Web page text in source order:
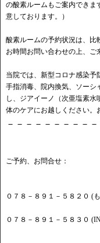
の酸素ルームもご案内できま
意しております。）
酸素ルームの予約状況は、比
お時間お問い合わせの上、ご
当院では、新型コロナ感染予
手指消毒、院内換気、ソーシ
し、ジアイーノ（次亜塩素
体のケアにお越しください。
－－－－－－－－－
ご予約、お問合せ：
０７８－８９１－５８２０ (
０７８－８９１－５８３０